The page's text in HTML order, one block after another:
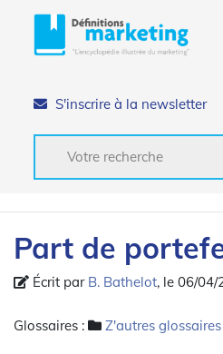
S'inscrire à la newsletter
Part de
Écrit par B. Bathelot, le 06/04/
Glossaires : Z'autres glossaires